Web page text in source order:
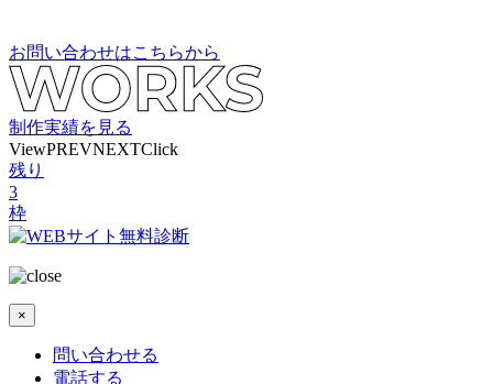
お問い合わせはこちらから
制作実績を見る
ViewPREVNEXTClick
残り
3
枠
×
問い合わせる
電話する